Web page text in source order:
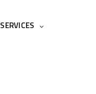
SERVICES